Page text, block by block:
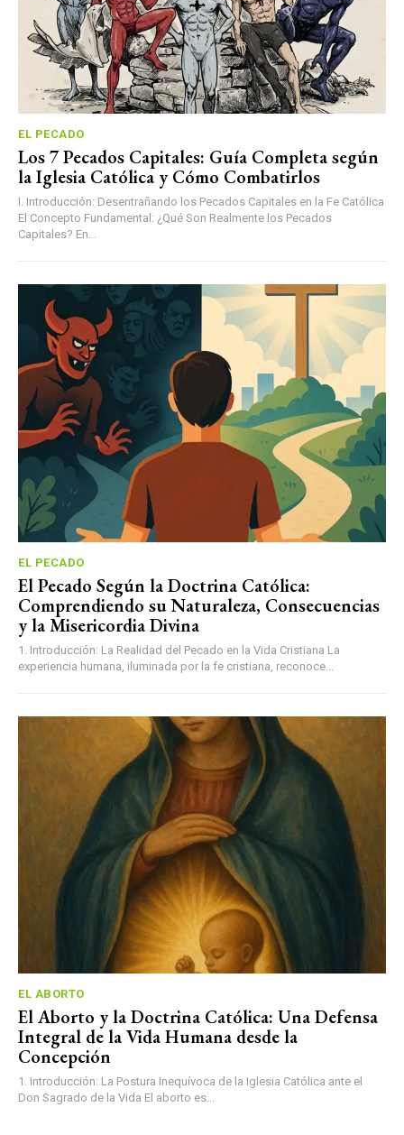
EL PECADO
Los 7 Pecados Capitales: Guía Completa según
la Iglesia Católica y Cómo Combatirlos
I. Introducción: Desentrañando los Pecados Capitales en la Fe Católica
El Concepto Fundamental: ¿Qué Son Realmente los Pecados
Capitales? En...
EL PECADO
El Pecado Según la Doctrina Católica:
Comprendiendo su Naturaleza, Consecuencias
y la Misericordia Divina
1. Introducción: La Realidad del Pecado en la Vida Cristiana La
experiencia humana, iluminada por la fe cristiana, reconoce...
EL ABORTO
El Aborto y la Doctrina Católica: Una Defensa
Integral de la Vida Humana desde la
Concepción
1. Introducción: La Postura Inequívoca de la Iglesia Católica ante el
Don Sagrado de la Vida El aborto es...